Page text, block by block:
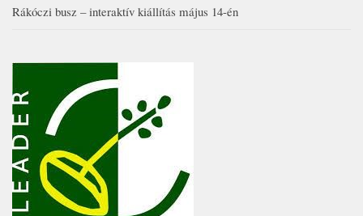
Rákóczi busz – interaktív kiállítás május 14-én